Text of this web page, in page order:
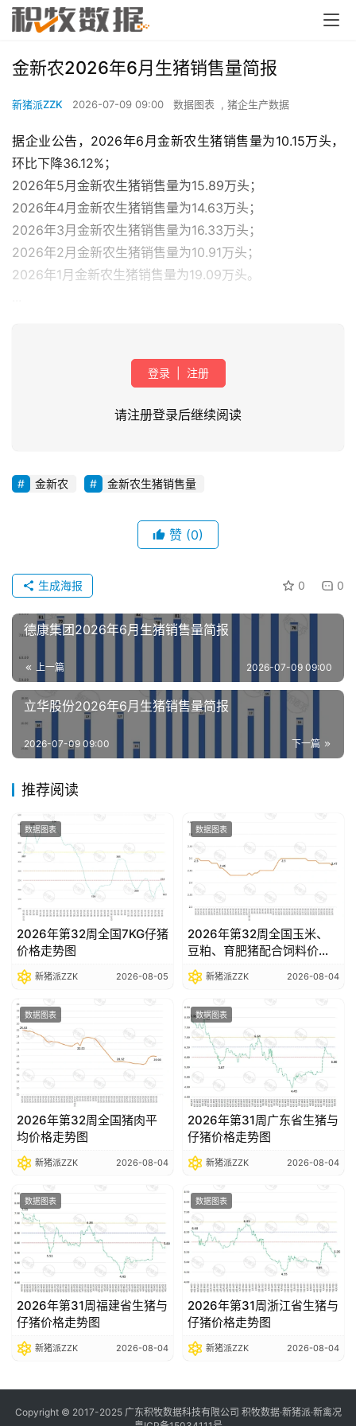
讯
闻
分
析
报
告
据
图
表
今
日
猪
价
金新农2026年6月生猪销售量简报
新猪派ZZK 2026-07-09 09:00 数据图表 , 猪企生产数据
据企业公告，2026年6月金新农生猪销售量为10.15万头，
环比下降36.12%；
2026年5月金新农生猪销售量为15.89万头；
2026年4月金新农生猪销售量为14.63万头；
2026年3月金新农生猪销售量为16.33万头；
2026年2月金新农生猪销售量为10.91万头；
2026年1月金新农生猪销售量为19.09万头。
登录 注册
请注册登录后继续阅读
金新农 金新农生猪销售量
赞 (0)
0 0
生成海报
德康集团2026年6月生猪销售量简报
上一篇 2026-07-09 09:00
立华股份2026年6月生猪销售量简报
下一篇
2026-07-09 09:00
推荐阅读
数据图表
2026年第32周全国7KG仔猪
价格走势图
新猪派ZZK 2026-08-05
数据图表
2026年第32周全国玉米、
豆粕、育肥猪配合饲料价格
走势图
新猪派ZZK 2026-08-04
数据图表
2026年第32周全国猪肉平
均价格走势图
新猪派ZZK 2026-08-04
数据图表
2026年第31周广东省生猪与
仔猪价格走势图
新猪派ZZK 2026-08-04
数据图表
2026年第31周福建省生猪与
仔猪价格走势图
新猪派ZZK 2026-08-04
数据图表
2026年第31周浙江省生猪与
仔猪价格走势图
新猪派ZZK 2026-08-04
Copyright © 2017-2025 广东积牧数据科技有限公司 积牧数据·新猪派·新禽况